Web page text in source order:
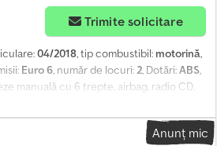
Trimite solicitare
04/2018, tip combustibil: motorină,
Euro 6 , număr de locuri: 2 , Dotări:ABS
manuală cu 6 trepte, airbag, radio CD,
anvelope duble, suspensie pe arcuri,
an de fabricație 2018, înălțime de
spate: 195/70R15C (3 / 4 / 3 / 4 mm)
Anunț mic